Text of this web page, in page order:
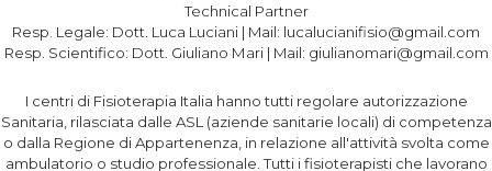
Technical Partner
Resp. Legale: Dott. Luca Luciani | Mail: lucalucianifisio@gmail.com
Resp. Scientifico: Dott. Giuliano Mari| Mail: giulianomari@gmail.com
I centri di Fisioterapia Italia hanno tutti regolare autorizzazione
Sanitaria, rilasciata dalle ASL (aziende sanitarie locali) di competenza
o dalla Regione di Appartenenza, in relazione all'attività svolta come
ambulatorio o studio professionale. Tutti i fisioterapisti che lavorano